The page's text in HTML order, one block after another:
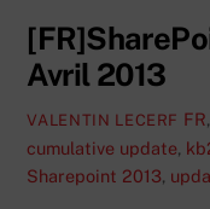
Avril 2013
VALENTIN LECERF FR,
cumulative update,
Sharepoint 2013,